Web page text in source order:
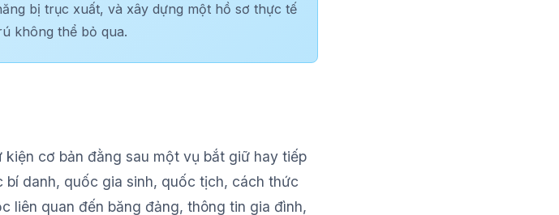
bị trục xuất, và xây dựng một hồ sơ thực tế
không thể bỏ qua.
cơ bản đằng sau một vụ bắt giữ hay tiếp
danh, quốc gia sinh, quốc tịch, cách thức
liên quan đến băng đảng, thông tin gia đình,